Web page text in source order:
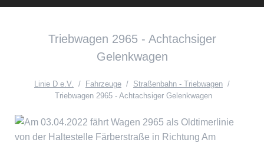
InstagramFacebookEnglish
deutschen
Seite{{ifnlng}}
Triebwagen 2965 - Achtachsiger
Gelenkwagen
Linie D e.V. Fahrzeuge
Straßenbahn - Triebwagen
Triebwagen 2965 - Achtachsiger Gelenkwagen